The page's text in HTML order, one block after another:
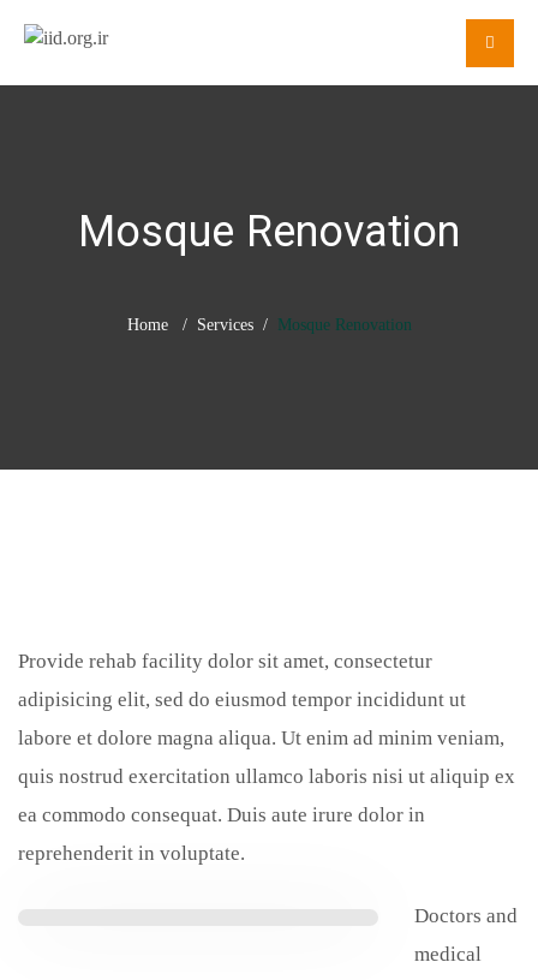
Mosque Renovation
Home Services Mosque Renovation
Provide rehab facility dolor sit amet, consectetur
adipisicing elit, sed do eiusmod tempor incididunt ut
labore et dolore magna aliqua. Ut enim ad minim veniam,
quis nostrud exercitation ullamco laboris nisi ut aliquip ex
ea commodo consequat. Duis aute irure dolor in
reprehenderit in voluptate.
Doctors and
medical